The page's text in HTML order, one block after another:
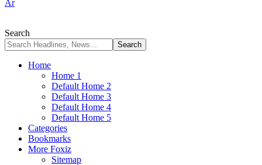
Ar
Search
Home
Home 1
Default Home 2
Default Home 3
Default Home 4
Default Home 5
Categories
Bookmarks
More Foxiz
Sitemap